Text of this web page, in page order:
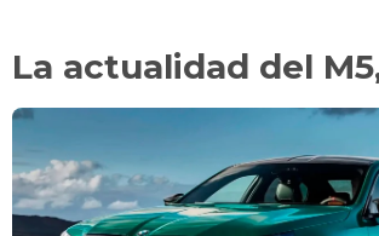
La actualidad del